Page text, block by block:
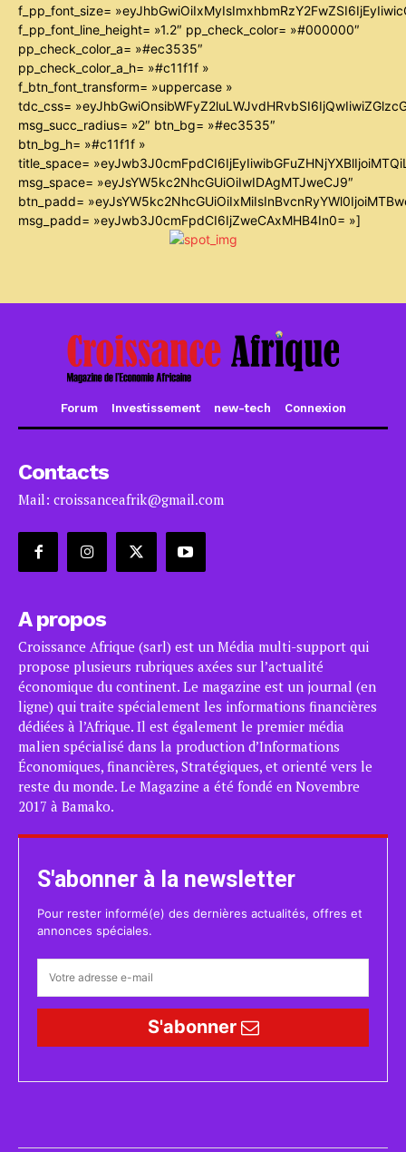
f_pp_font_size=
f_pp_font_line_height= »1.2″ pp_check_color= »#000000″
pp_check_color_a= »#ec3535″
pp_check_color_a_h= »#c11f1f »
f_btn_font_transform= »uppercase »
tdc_css=
msg_succ_radius= »2″ btn_bg= »#ec3535″
btn_bg_h= »#c11f1f »
title_space=
msg_space= »eyJsYW5kc2NhcGUiOiIwIDAgMTJweCJ9″
btn_padd=
msg_padd= »eyJwb3J0cmFpdCI6IjZweCAxMHB4In0= »]
Forum Investissement new-tech Connexion
Contacts
Mail: croissanceafrik@gmail.com
A propos
Croissance Afrique (sarl) est un Média multi-support qui
propose plusieurs rubriques axées sur l’actualité
économique du continent. Le magazine est un journal (en
ligne) qui traite spécialement les informations financières
dédiées à l’Afrique. Il est également le premier média
malien spécialisé dans la production d’Informations
Économiques, financières, Stratégiques, et orienté vers le
reste du monde. Le Magazine a été fondé en Novembre
2017 à Bamako.
S'abonner à la newsletter
Pour rester informé(e) des dernières actualités, offres et
annonces spéciales.
S'abonner